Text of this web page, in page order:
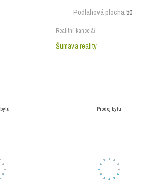
Podlahová plocha50
Realitní kancelář
Šumava reality
Prodej bytu